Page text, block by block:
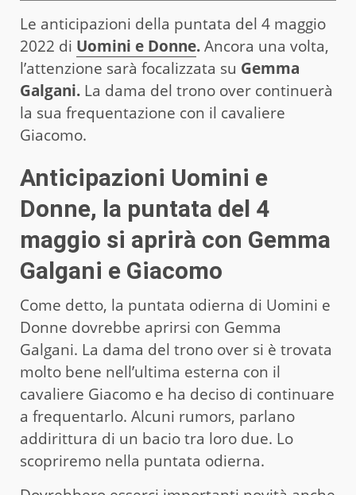
Le anticipazioni della puntata del 4 maggio
2022 di Uomini e Donne.Ancora una volta,
l’attenzione sarà focalizzata su Gemma
Galgani. La dama del trono over continuerà
la sua frequentazione con il cavaliere
Giacomo.
Anticipazioni Uomini e
Donne, la puntata del 4
maggio si aprirà con Gemma
Galgani e Giacomo
Come detto, la puntata odierna di Uomini e
Donne dovrebbe aprirsi con Gemma
Galgani. La dama del trono over si è trovata
molto bene nell’ultima esterna con il
cavaliere Giacomo e ha deciso di continuare
a frequentarlo. Alcuni rumors, parlano
addirittura di un bacio tra loro due. Lo
scopriremo nella puntata odierna.